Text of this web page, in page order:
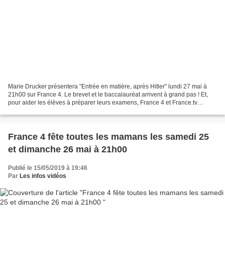
Marie Drucker présentera "Entrée en matière, après Hitler" lundi 27 mai à
21h00 sur France 4. Le brevet et le baccalauréat arrivent à grand pas ! Et,
pour aider les élèves à préparer leurs examens, France 4 et France.tv
France 4 fête toutes les mamans les samedi 25
et dimanche 26 mai à 21h00
Publié le 15/05/2019 à 19:46
Par Les infos vidéos